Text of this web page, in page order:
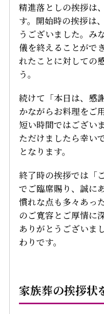
精進落としの挨拶は
す。開始時の挨拶は
うございました。み
儀を終えることがで
れたことに対しての
う。
続けて「本日は、感
かながらお料理をご
短い時間ではござい
ただけましたら幸い
となります。
終了時の挨拶では「
でご臨席賜り、誠に
慣れな点も多々あっ
のご寛容とご厚情に
ありがとうございま
わりです。
家族葬の挨拶状